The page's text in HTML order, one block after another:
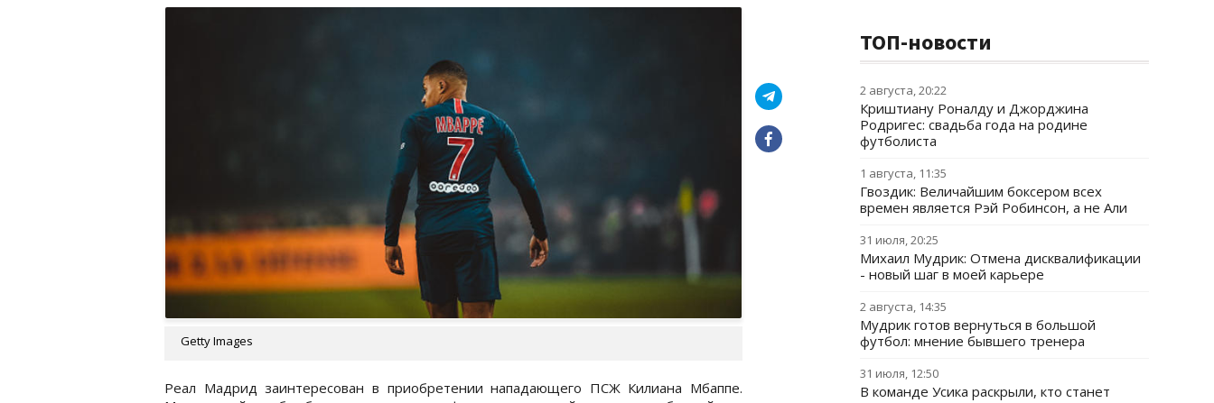
Getty Images
Реал Мадрид заинтересован в приобретении нападающего ПСЖ Килиана Мбаппе.
ТОП-новости
2 августа, 20:22
Криштиану Роналду и Джорджина
Родригес: свадьба года на родине
футболиста
1 августа, 11:35
Гвоздик: Величайшим боксером всех
времен является Рэй Робинсон, а не Али
31 июля, 20:25
Михаил Мудрик: Отмена дисквалификации
- новый шаг в моей карьере
2 августа, 14:35
Мудрик готов вернуться в большой
футбол: мнение бывшего тренера
31 июля, 12:50
В команде Усика раскрыли, кто станет